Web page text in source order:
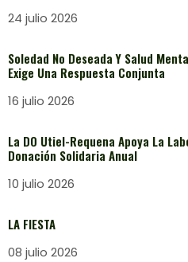
24 julio 2026
Soledad No Deseada Y Salud
Exige Una Respuesta Conjunta
16 julio 2026
La DO Utiel-Requena Apoya La
Donación Solidaria Anual
10 julio 2026
LA FIESTA
08 julio 2026